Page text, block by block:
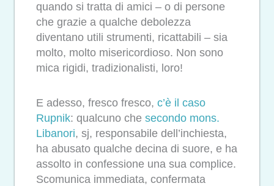
quando si tratta di amici – o di persone
che grazie a qualche debolezza
diventano utili strumenti, ricattabili – sia
molto, molto misericordioso. Non sono
mica rigidi, tradizionalisti, loro!
E adesso, fresco fresco, c’è il caso
Rupnik: qualcuno che secondo mons.
Libanori, sj, responsabile dell’inchiesta,
ha abusato qualche decina di suore, e ha
assolto in confessione una sua complice.
Scomunica immediata, confermata